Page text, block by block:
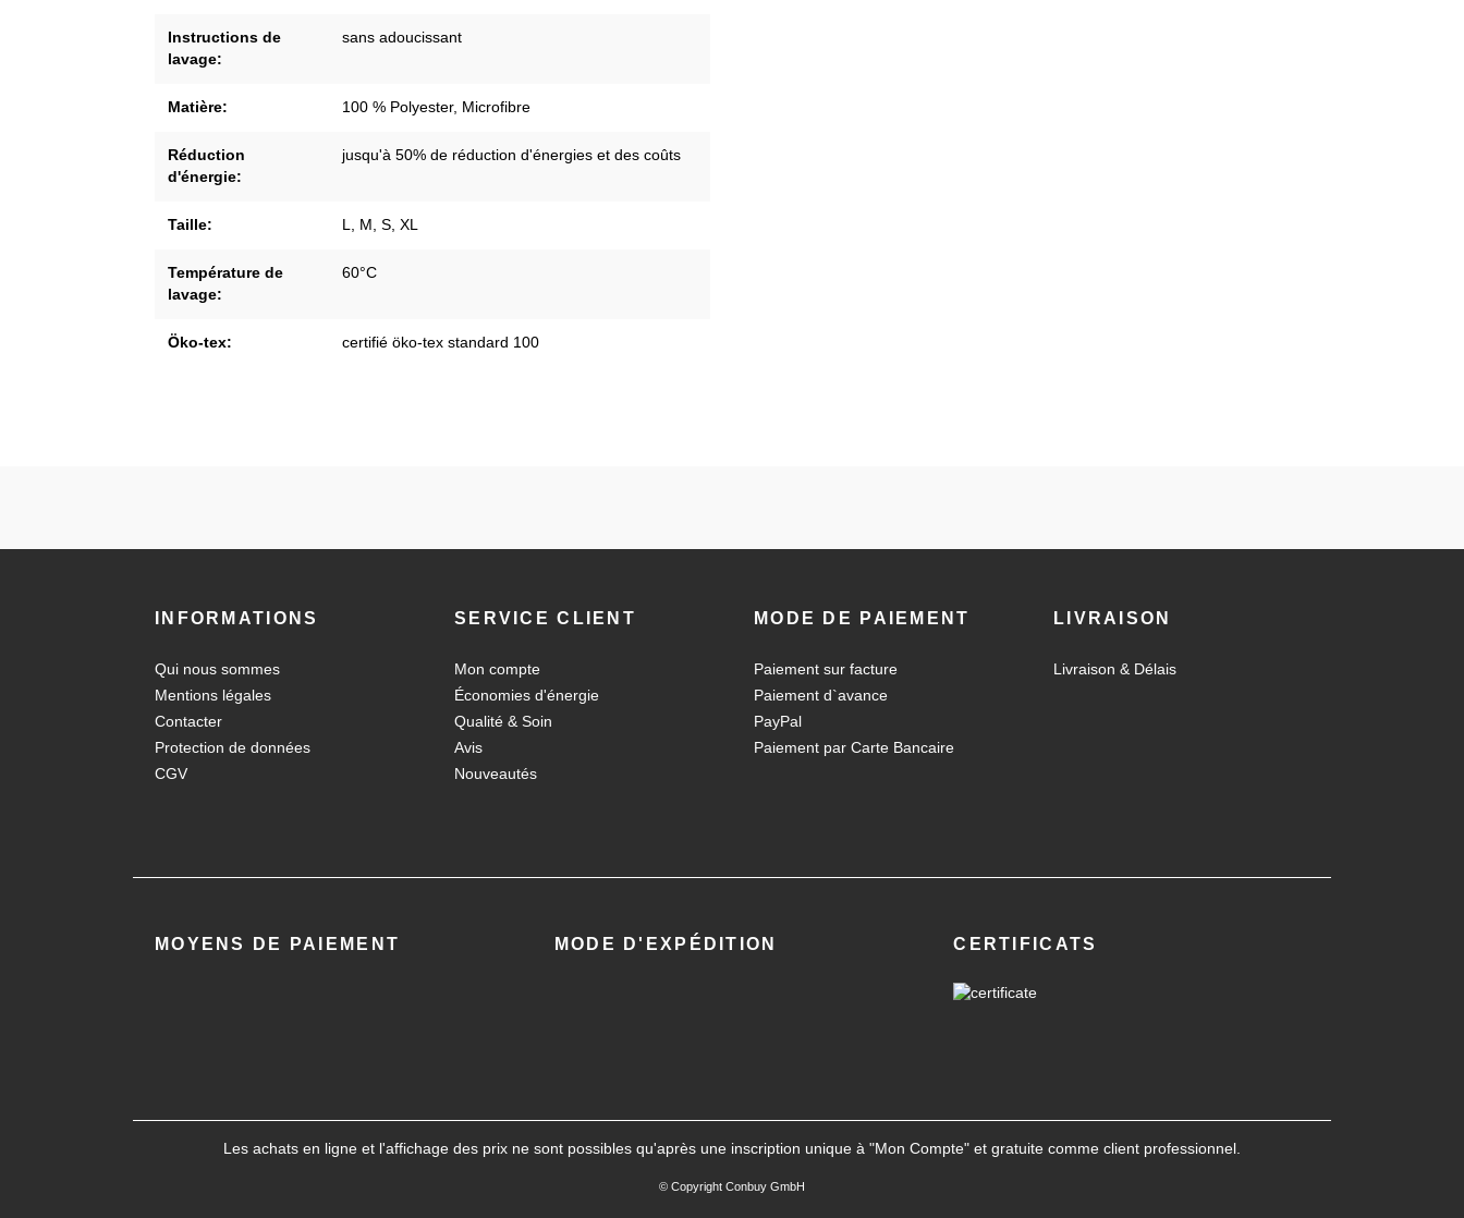
Instructions de
lavage:
sans adoucissant
Matière: 100 % Polyester, Microfibre
Réduction
d'énergie:
jusqu'à 50% de réduction d'énergies et des coûts
Taille: L, M , S, XL
Température de
lavage:
60°C
Öko-tex: certifié öko-tex standard 100
INFORMATIONS
Qui nous sommes
Mentions légales
Contacter
Protection de données
CGV
SERVICE CLIENT
Mon compte
Économies d'énergie
Qualité & Soin
Avis
Nouveautés
MODE DE PAIEMENT
Paiement sur facture
Paiement d`avance
PayPal
Paiement par Carte Bancaire
LIVRAISON
Livraison & Délais
MOYENS DE PAIEMENT MODE D'EXPÉDITION CERTIFICATS
Les achats en ligne et l'affichage des prix ne sont possibles qu'après une inscription unique à "Mon Compte" et gratuite comme client professionnel.
© Copyright Conbuy GmbH